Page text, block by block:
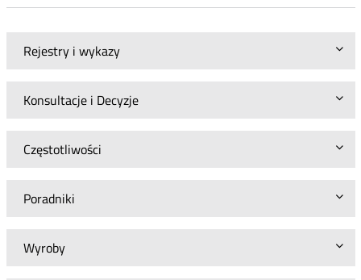
Rejestry i wykazy
Konsultacje i Decyzje
Częstotliwości
Poradniki
Wyroby